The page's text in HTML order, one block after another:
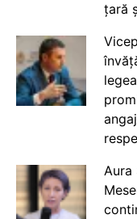
țară
Aura